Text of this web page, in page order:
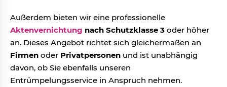
Außerdem bieten wir eine professionelle
Aktenvernichtung nach Schutzklasse 3 oder höher
an. Dieses Angebot richtet sich gleichermaßen an
Firmen oder Privatpersonen und ist unabhängig
davon, ob Sie ebenfalls unseren
Entrümpelungsservice in Anspruch nehmen.